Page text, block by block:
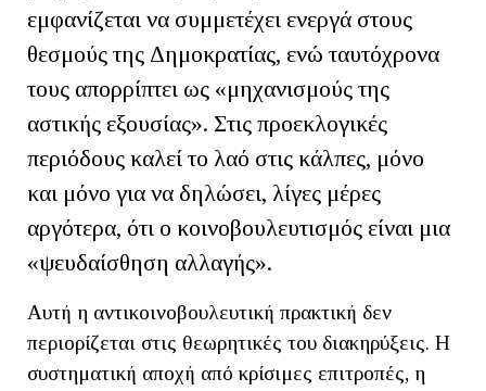
εμφανίζεται να συμμετέχει ενεργά στους
θεσμούς της Δημοκρατίας, ενώ ταυτόχρονα
τους απορρίπτει ως «μηχανισμούς της
αστικής εξουσίας». Στις προεκλογικές
περιόδους καλεί το λαό στις κάλπες, μόνο
και μόνο για να δηλώσει, λίγες μέρες
αργότερα, ότι ο κοινοβουλευτισμός είναι μια
«ψευδαίσθηση αλλαγής».
Αυτή η αντικοινοβουλευτική πρακτική δεν
περιορίζεται στις θεωρητικές του διακηρύξεις. Η
συστηματική αποχή από κρίσιμες επιτροπές, η